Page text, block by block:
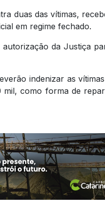
duas das vítimas,
em regime fechado.
da Justiça
indenizar as
mil, como forma de